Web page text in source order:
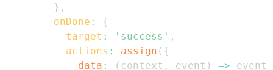
} ,
onDone :
{
target : 'success' ,
actions : assign ( {
data : ( context , event ) => event